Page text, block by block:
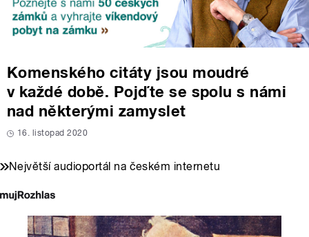
Komenského citáty jsou moudré
v každé době. Pojďte se spolu s námi
nad některými zamyslet
16. listopad 2020
Největší audioportál na českém internetu